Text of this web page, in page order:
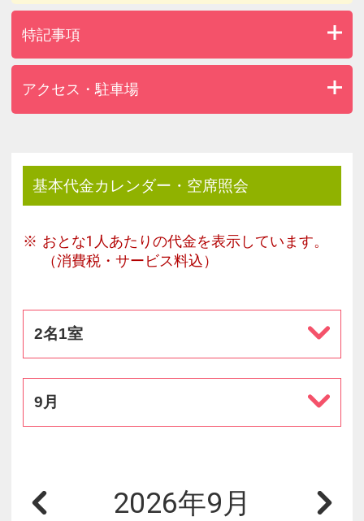
特記事項
アクセス・駐車場
基本代金カレンダー・空席照会
おとな1人あたりの代金を表示しています。
（消費税・サービス料込）
2名1室
9月
2026年9月